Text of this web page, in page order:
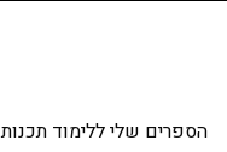
הספרים שלי ללימוד תכנות